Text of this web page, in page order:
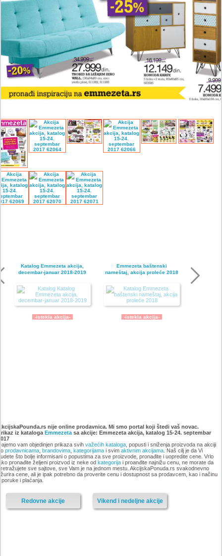
Katalog Emmezeta akcija,
decembar-januar 2018-2019
-istekla akcija-
Emmezeta baštenski
nameštaj, akcija proleće 2018
-istekla akcija-
katalog 2017
-istekla akcija-
24. decembar 2017
-istekla akcija-
nije online prodavnica. Mi smo portal koji štedi vaš novac.
iz kataloga Emmezetasa akcije: Emmezeta akcija, katalog 15-24. septembar
vam objedinjen prikaza svih važećih kataloga, popusti i sniženja proizvoda na akciji
prodavnicama, brandovima, kategorijamai svim aktivnim akcijama. Naš cilj je da Vi
što bolje informisani o popustima za sve proizvode, pronađite i uopredite cene. Vrlo
pronađite željeni proizvod iz neke od kategorijai proanđite najnižu cenu, ne morate da
sve sajtove, sve Vam je na jednom mestu. AkcijskaPonuda.rs svakodnevno
cene, ali je ipak potrebno da proverite cenu i dostupnost sa prodavcem, kao i načinu
i plaćanja.
Vikend i nedeljne akcije
Redovne akcije